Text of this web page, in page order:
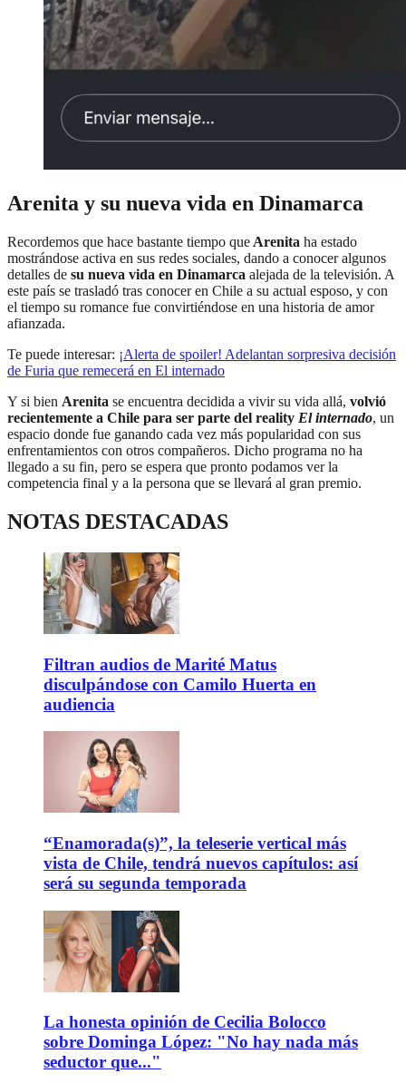
Arenita y su nueva vida en Dinamarca
Recordemos que hace bastante tiempo que Arenita ha estado
mostrándose activa en sus redes sociales, dando a conocer algunos
detalles de su nueva vida en Dinamarca alejada de la televisión. A
este país se trasladó tras conocer en Chile a su actual esposo, y con
el tiempo su romance fue convirtiéndose en una historia de amor
afianzada.
Te puede interesar: ¡Alerta de spoiler! Adelantan sorpresiva decisión
de Furia que remecerá en El internado
Y si bien Arenita se encuentra decidida a vivir su vida allá, volvió
recientemente a Chile para ser parte del reality El internado, un
espacio donde fue ganando cada vez más popularidad con sus
enfrentamientos con otros compañeros. Dicho programa no ha
llegado a su fin, pero se espera que pronto podamos ver la
competencia final y a la persona que se llevará al gran premio.
NOTAS DESTACADAS
Filtran audios de Marité Matus
disculpándose con Camilo Huerta en
audiencia
“Enamorada(s)”, la teleserie vertical más
vista de Chile, tendrá nuevos capítulos: así
será su segunda temporada
La honesta opinión de Cecilia Bolocco
sobre Dominga López: "No hay nada más
seductor que..."